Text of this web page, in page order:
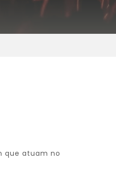
que atuam no